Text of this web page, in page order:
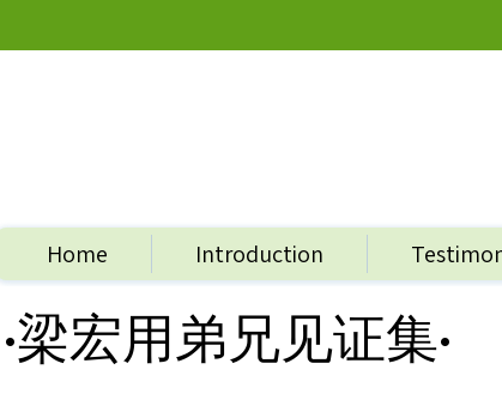
Home Introduction
​·梁宏用弟兄见证集·